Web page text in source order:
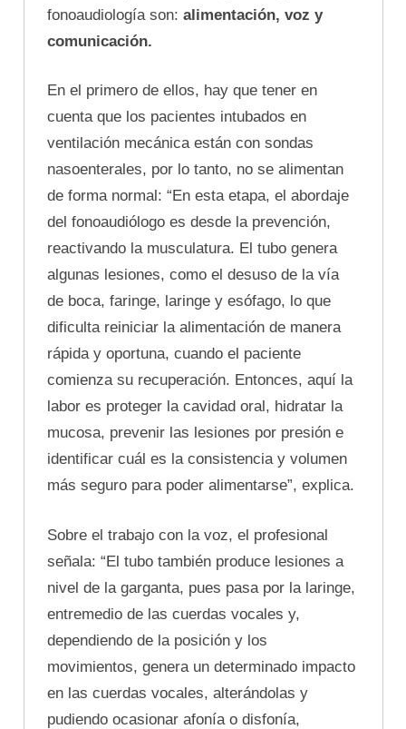
fonoaudiología son: alimentación, voz y
comunicación.
En el primero de ellos, hay que tener en
cuenta que los pacientes intubados en
ventilación mecánica están con sondas
nasoenterales, por lo tanto, no se alimentan
de forma normal: “En esta etapa, el abordaje
del fonoaudiólogo es desde la prevención,
reactivando la musculatura. El tubo genera
algunas lesiones, como el desuso de la vía
de boca, faringe, laringe y esófago, lo que
dificulta reiniciar la alimentación de manera
rápida y oportuna, cuando el paciente
comienza su recuperación. Entonces, aquí la
labor es proteger la cavidad oral, hidratar la
mucosa, prevenir las lesiones por presión e
identificar cuál es la consistencia y volumen
más seguro para poder alimentarse”, explica.
Sobre el trabajo con la voz, el profesional
señala: “El tubo también produce lesiones a
nivel de la garganta, pues pasa por la laringe,
entremedio de las cuerdas vocales y,
dependiendo de la posición y los
movimientos, genera un determinado impacto
en las cuerdas vocales, alterándolas y
pudiendo ocasionar afonía o disfonía,